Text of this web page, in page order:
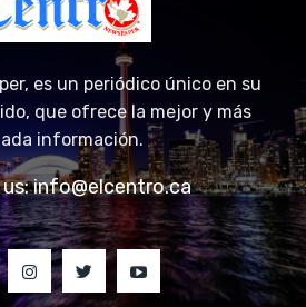
es un periódico único en su
que ofrece la mejor y más
información.
info@elcentro.ca